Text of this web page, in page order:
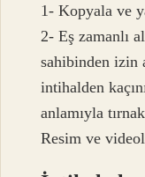
1- Kopyala ve
2- Eş zamanlı
sahibinden
intihalden
anlamıyla
Resim ve